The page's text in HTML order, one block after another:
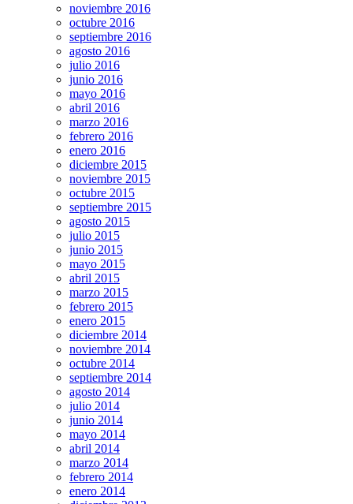
noviembre 2016
octubre 2016
septiembre 2016
agosto 2016
julio 2016
junio 2016
mayo 2016
abril 2016
marzo 2016
febrero 2016
enero 2016
diciembre 2015
noviembre 2015
octubre 2015
septiembre 2015
agosto 2015
julio 2015
junio 2015
mayo 2015
abril 2015
marzo 2015
febrero 2015
enero 2015
diciembre 2014
noviembre 2014
octubre 2014
septiembre 2014
agosto 2014
julio 2014
junio 2014
mayo 2014
abril 2014
marzo 2014
febrero 2014
enero 2014